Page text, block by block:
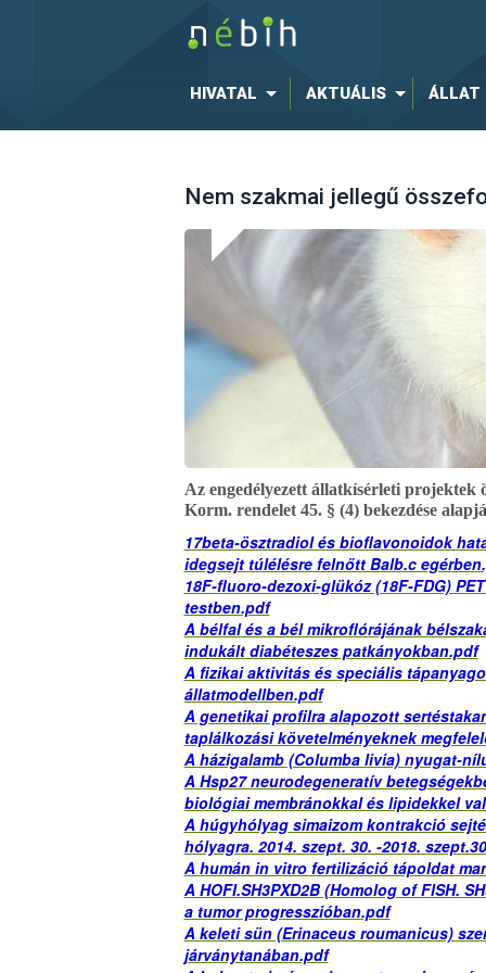
HIVATAL AKTUÁLIS ÁLLAT
Nem szakmai jellegű
Az engedélyezett állatkísérleti projektek
Korm. rendelet 45. § (4) bekezdése
17beta-ösztradiol és bioflavonoidok
idegsejt túlélésre felnőtt Balb.c
18F-fluoro-dezoxi-glükóz (18F-FDG)
testben.pdf
A bélfal és a bél mikroflórájának
indukált diabéteszes patkányokban.pdf
A fizikai aktivitás és speciális
állatmodellben.pdf
A genetikai profilra alapozott
taplálkozási követelményeknek
A házigalamb (Columba livia) nyugat-
A Hsp27 neurodegeneratív
biológiai membránokkal és lipidekkel
A húgyhólyag simaizom kontrakció
hólyagra. 2014. szept. 30. -2018.
A humán in vitro fertilizáció tápoldat
A HOFI.SH3PXD2B (Homolog of FlSH.
a tumor progresszióban.pdf
A keleti sün (Erinaceus roumanicus)
járványtanában.pdf